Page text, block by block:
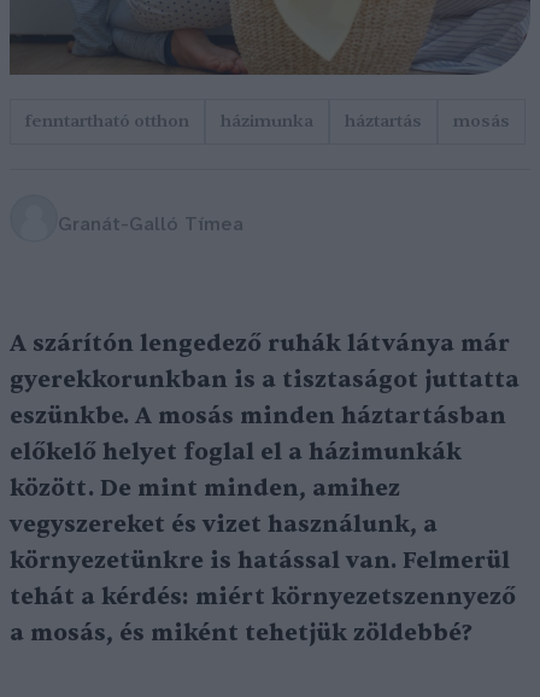
fenntartható otthon házimunka háztartás mosás
Granát-Galló Tímea
A szárítón lengedező ruhák látványa már
gyerekkorunkban is a tisztaságot juttatta
eszünkbe. A mosás minden háztartásban
előkelő helyet foglal el a házimunkák
között. De mint minden, amihez
vegyszereket és vizet használunk, a
környezetünkre is hatással van. Felmerül
tehát a kérdés: miért környezetszennyező
a mosás, és miként tehetjük zöldebbé?